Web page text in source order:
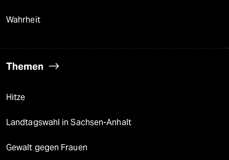
Wahrheit
Themen
Hitze
Landtagswahl in Sachsen-Anhalt
Gewalt gegen Frauen